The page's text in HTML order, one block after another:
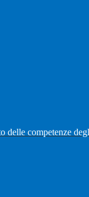
delle competenze